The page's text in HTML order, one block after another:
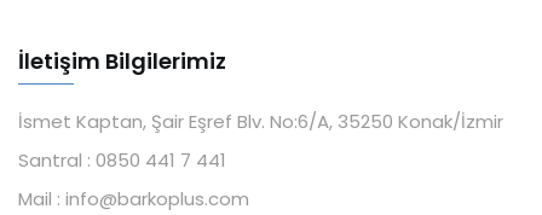
İletişim Bilgilerimiz
İsmet Kaptan, Şair Eşref Blv. No:6/A, 35250 Konak/İzmir
Santral : 0850 441 7 441
Mail : info@barkoplus.com